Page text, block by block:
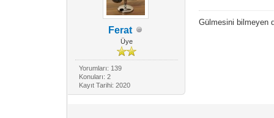
Ferat
Üye
Yorumları: 139
Konuları: 2
Kayıt Tarihi: 2020
Gülmesini bilmeyen